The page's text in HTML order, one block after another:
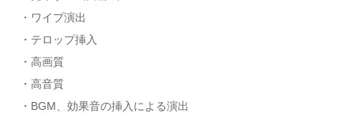
・ワイプ演出
・テロップ挿入
・高画質
・高音質
・BGM、効果音の挿入による演出